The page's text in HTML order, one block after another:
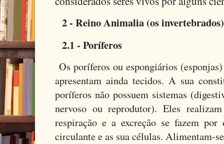
2 - Reino Animalia (os invertebrados)
2.1 - Poríferos
Os poríferos ou espongiários
apresentam ainda tecidos. A sua
poríferos não possuem sistemas
nervoso ou reprodutor). Eles
respiração e a excreção se fazem
circulante e as sua células. Alimentam-